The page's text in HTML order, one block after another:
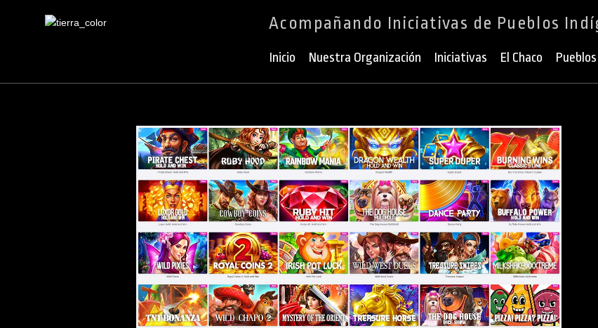
Acompañando Iniciativas de Pueblos
Inicio Nuestra Organización Iniciativas El Chaco